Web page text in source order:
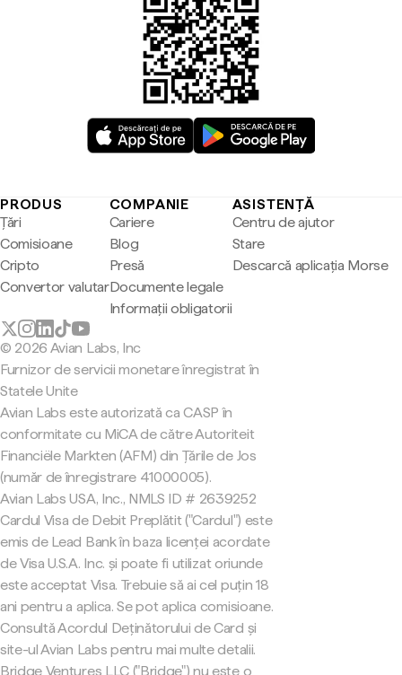
PRODUS
Țări
Comisioane
Cripto
Convertor valutar
COMPANIE
Cariere
Blog
Presă
Documente legale
Informații obligatorii
ASISTENȚĂ
Centru de ajutor
Stare
Descarcă aplicația Morse
© 2026 Avian Labs, Inc
Furnizor de servicii monetare înregistrat în
Statele Unite
Avian Labs este autorizată ca CASP în
conformitate cu MiCA de către Autoriteit
Financiële Markten (AFM) din Țările de Jos
(număr de înregistrare 41000005).
Avian Labs USA, Inc., NMLS ID # 2639252
Cardul Visa de Debit Preplătit ("Cardul") este
emis de Lead Bank în baza licenței acordate
de Visa U.S.A. Inc. și poate fi utilizat oriunde
este acceptat Visa. Trebuie să ai cel puțin 18
ani pentru a aplica. Se pot aplica comisioane.
Consultă Acordul Deținătorului de Card și
site-ul Avian Labs pentru mai multe detalii.
Bridge Ventures LLC ("Bridge") nu este o